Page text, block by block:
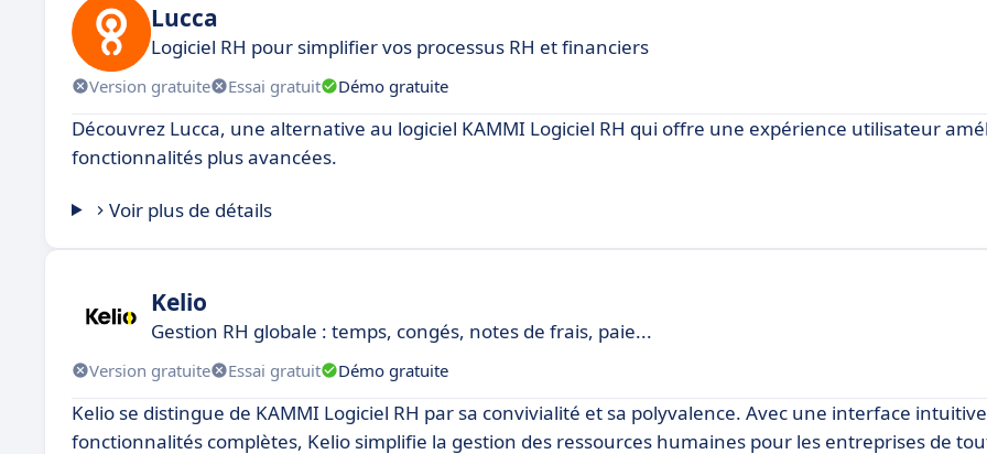
Lucca
Logiciel RH pour simplifier vos processus RH et financiers
Version gratuite Essai gratuit Démo gratuite
Découvrez Lucca, une alternative au logiciel KAMMI Logiciel RH qui offre une expérience utilisateur
fonctionnalités plus avancées.
Voir plus de détails
Kelio
Gestion RH globale : temps, congés, notes de frais, paie...
Version gratuite Essai gratuit Démo gratuite
Kelio se distingue de KAMMI Logiciel RH par sa convivialité et sa polyvalence. Avec une interface
fonctionnalités complètes, Kelio simplifie la gestion des ressources humaines pour les entreprises de